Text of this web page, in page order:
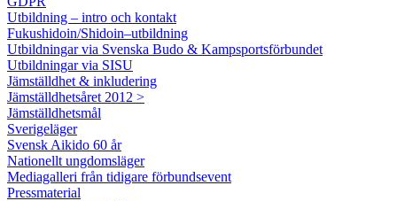
Utbildning – intro och kontakt
Fukushidoin/Shidoin–utbildning
Utbildningar via Svenska Budo & Kampsportsförbundet
Utbildningar via SISU
Jämställdhet & inkludering
Jämställdhetsåret 2012 >
Jämställdhetsmål
Sverigeläger
Svensk Aikido 60 år
Nationellt ungdomsläger
Mediagalleri från tidigare förbundsevent
Pressmaterial